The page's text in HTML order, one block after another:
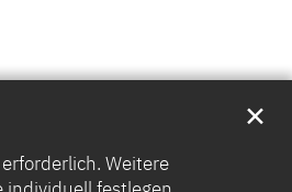
Weitere
✕